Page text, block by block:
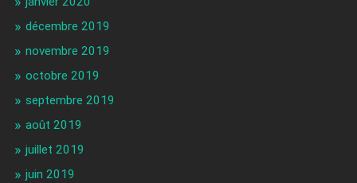
décembre 2019
novembre 2019
octobre 2019
septembre 2019
août 2019
juillet 2019
juin 2019